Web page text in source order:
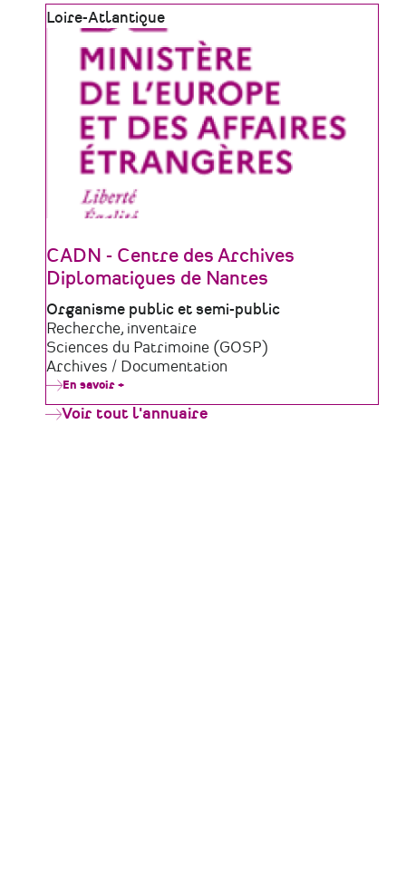
Zone
géographique
Loire-Atlantique
CADN - Centre des Archives
Diplomatiques de Nantes
Type
de
structure
Organisme public et semi-public
Domaine
d'activité
Recherche, inventaire
Sciences du Patrimoine (GOSP)
Archives / Documentation
En savoir +
-
Voir tout l'annuaire